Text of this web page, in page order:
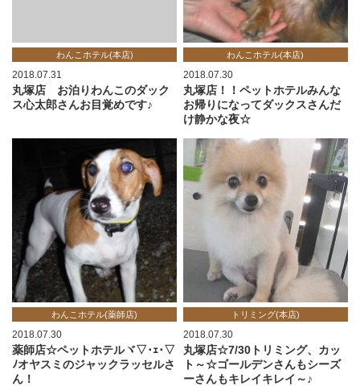
わんこホテル(本店)
2018.07.31
丸塚店 お泊りわんこのダック
ス心太郎さんお目覚めです♪
わんこホテル(本店)
2018.07.30
丸塚店！！ペットホテルみんな
お帰りになってダックスさんだ
け静かな夜☆
わんこホテル(薬師店)
2018.07.30
薬師店☆ペットホテルヾ▽･ｪ･▽
ﾉオヤスミのジャックラッセルさ
ん！
トリミング(本店)
2018.07.30
丸塚店☆7/30トリミング、カッ
ト～☆ゴールデンさんもシーズ
ーさんもキレイキレイ～♪